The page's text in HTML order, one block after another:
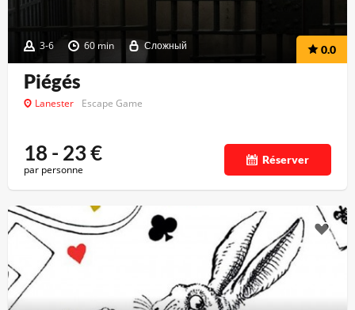
3-6 60 min Сложный 0.0
Piégés
Lanester Escape Game
18 - 23€
par personne
Réserver